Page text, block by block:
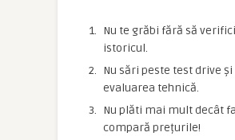
Nu te grăbi fără să verifici
istoricul.
Nu sări peste test drive și
evaluarea tehnică.
Nu plăti mai mult decât
compară prețurile!